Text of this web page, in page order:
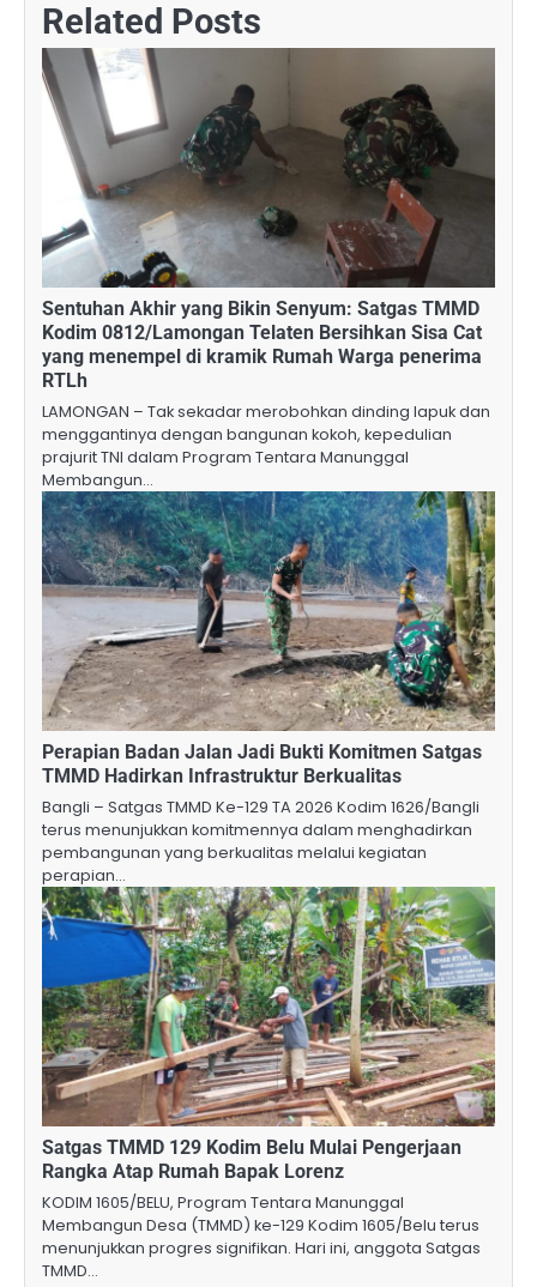
Related Posts
​Sentuhan Akhir yang Bikin Senyum: Satgas TMMD
Kodim 0812/Lamongan Telaten Bersihkan Sisa Cat
yang menempel di kramik Rumah Warga penerima
RTLh
​LAMONGAN – Tak sekadar merobohkan dinding lapuk dan
menggantinya dengan bangunan kokoh, kepedulian
prajurit TNI dalam Program Tentara Manunggal
Membangun…
Perapian Badan Jalan Jadi Bukti Komitmen Satgas
TMMD Hadirkan Infrastruktur Berkualitas
Bangli – Satgas TMMD Ke-129 TA 2026 Kodim 1626/Bangli
terus menunjukkan komitmennya dalam menghadirkan
pembangunan yang berkualitas melalui kegiatan
perapian…
Satgas TMMD 129 Kodim Belu Mulai Pengerjaan
Rangka Atap Rumah Bapak Lorenz
KODIM 1605/BELU, Program Tentara Manunggal
Membangun Desa (TMMD) ke-129 Kodim 1605/Belu terus
menunjukkan progres signifikan. Hari ini, anggota Satgas
TMMD…